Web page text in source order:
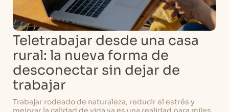
Teletrabajar desde una casa
rural: la nueva forma de
desconectar sin dejar de
trabajar
Trabajar rodeado de naturaleza, reducir el estrés y